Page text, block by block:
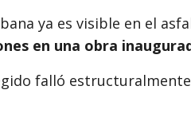
ya es visible en el
en una obra
falló